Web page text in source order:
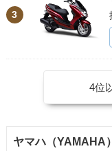
3
4位
ヤマハ（YAMAHA